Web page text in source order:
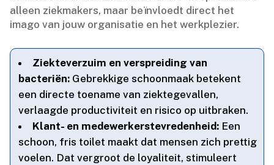
alleen ziekmakers, maar beïnvloedt direct het
imago van jouw organisatie en het werkplezier.​
Ziekteverzuim en verspreiding van
bacteriën: Gebrekkige schoonmaak betekent
een directe toename van ziektegevallen,
verlaagde productiviteit en risico op uitbraken.​
Klant- en medewerkerstevredenheid: Een
schoon, fris toilet maakt dat mensen zich prettig
voelen.​ Dat vergroot de loyaliteit, stimuleert